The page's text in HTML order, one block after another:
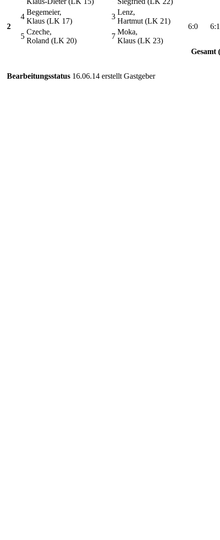
2
4
Begemeier,
Klaus (LK 17)
3
Lenz,
Hartmut (LK 21)
6:0
6:1
5
Czeche,
Roland (LK 20)
7
Moka,
Klaus (LK 23)
Gesamt
Bearbeitungsstatus 16.06.14 erstellt Gastgeber